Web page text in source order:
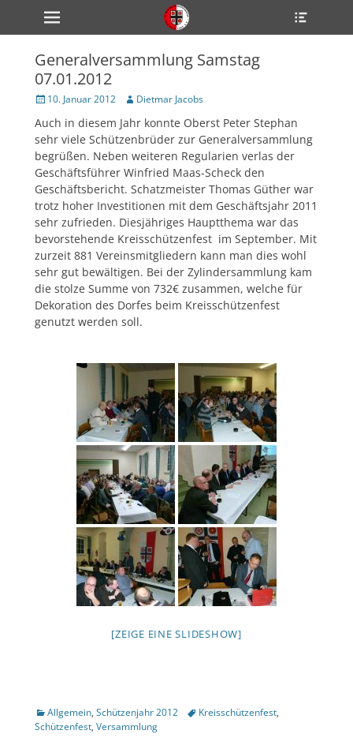
zum
Inhalt
Primärmenü
Generalversammlung Samstag
07.01.2012
Veröffentlicht
10. Januar 2012 Author
Dietmar Jacobs
Auch in diesem Jahr konnte Oberst Peter Stephan
sehr viele Schützenbrüder zur Generalversammlung
begrüßen. Neben weiteren Regularien verlas der
Geschäftsführer Winfried Maas-Scheck den
Geschäftsbericht. Schatzmeister Thomas Güther war
trotz hoher Investitionen mit dem Geschäftsjahr 2011
sehr zufrieden. Diesjähriges Hauptthema war das
bevorstehende Kreisschützenfest im September. Mit
zurzeit 881 Vereinsmitgliedern kann man dies wohl
sehr gut bewältigen. Bei der Zylindersammlung kam
die stolze Summe von 732€ zusammen, welche für
Dekoration des Dorfes beim Kreisschützenfest
genutzt werden soll.
[ZEIGE EINE SLIDESHOW]
Kategorien
Allgemein, Schützenjahr 2012 TagsKreisschützenfest,
Schützenfest, Versammlung